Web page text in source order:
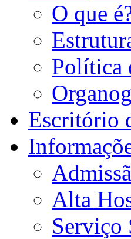
O que
Política
Escritório
Alta
Serviço